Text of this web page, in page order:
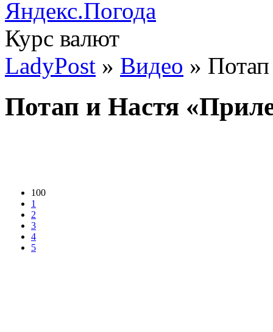
Курс валют
LadyPost » Видео »
Потап и Настя
100
1
2
3
4
5